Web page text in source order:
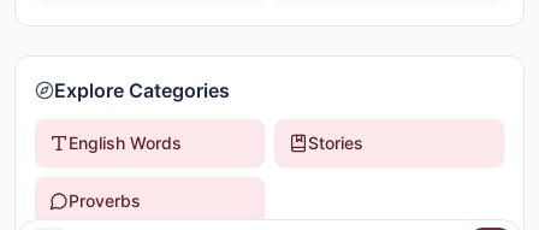
Explore Categories
English Words Stories
Proverbs